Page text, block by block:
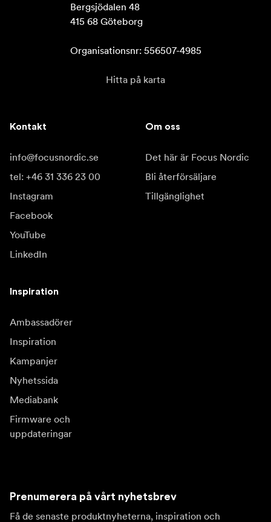
Bergsjödalen 48
415 68 Göteborg
Organisationsnr: 556507-4985
Hitta på karta
Kontakt
info@focusnordic.se
tel: +46 31 336 23 00
Instagram
Facebook
YouTube
LinkedIn
Om oss
Det här är Focus Nordic
Bli återförsäljare
Tillgänglighet
Inspiration
Ambassadörer
Inspiration
Kampanjer
Nyhetssida
Mediabank
Firmware och
uppdateringar
Prenumerera på vårt nyhetsbrev
Få de senaste produktnyheterna, inspiration och